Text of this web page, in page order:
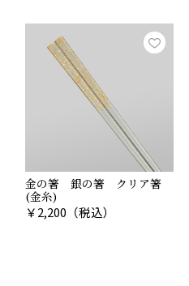
金の箸 銀の箸 クリア箸
(金糸)
￥2,200 （税込）